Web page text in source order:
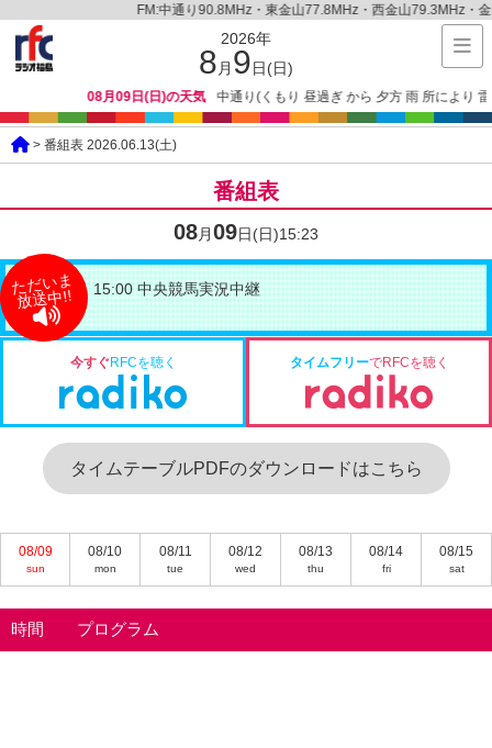
FM:中通り90.8MHz・東金山77.8MHz・西金山79.3MHz・
2026年
8 月 9日(日)
08月09日(日)の天気 中通り(くもり 昼過ぎ から 夕方 雨 所により 雷
> 番組表 2026.06.13(土)
番組表
08月09日(日)15:23
ただいま
放送中!! 15:00 中央競馬実況中継
今すぐRFCを聴く タイムフリーでRFCを聴く
タイムテーブルPDFのダウンロードはこちら
08/09
sun
08/10
mon
08/11
tue
08/12
wed
08/13
thu
08/14
fri
08/15
sat
時間 プログラム